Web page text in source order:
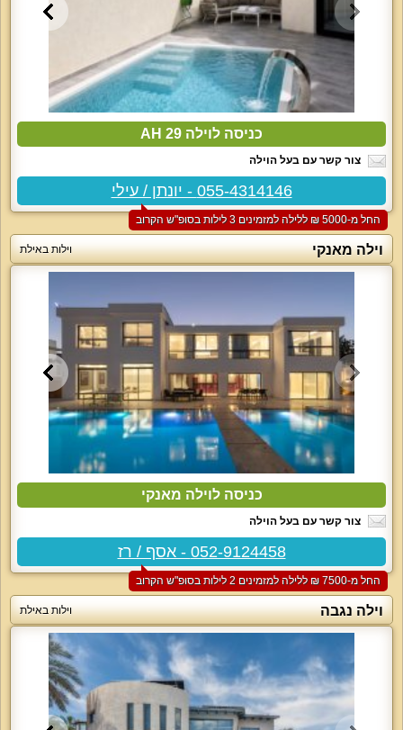
כניסה לוילה 29 AH
צור קשר עם בעל הוילה
055-4314146 - יונתן / עילי
החל מ-‏5000 ₪ ללילה למזמינים 3 לילות בסופ"ש הקרוב
וילה מאנקי וילות באילת
כניסה לוילה מאנקי
צור קשר עם בעל הוילה
052-9124458 - אסף / רז
החל מ-‏7500 ₪ ללילה למזמינים 2 לילות בסופ"ש הקרוב
וילה נגבה וילות באילת